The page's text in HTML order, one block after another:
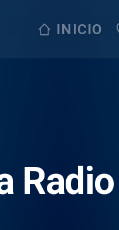
INICIO
Radio